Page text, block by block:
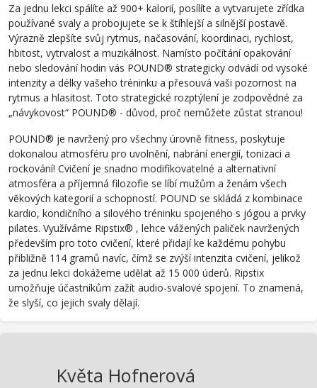
Za jednu lekci spálíte až 900+ kalorií, posílíte a vytvarujete zřídka
používané svaly a probojujete se k štíhlejší a silnější postavě.
Výrazně zlepšíte svůj rytmus, načasování, koordinaci, rychlost,
hbitost, vytrvalost a muzikálnost. Namísto počítání opakování
nebo sledování hodin vás POUND® strategicky odvádí od vysoké
intenzity a délky vašeho tréninku a přesouvá vaši pozornost na
rytmus a hlasitost. Toto strategické rozptýlení je zodpovědné za
„návykovost“ POUND® - důvod, proč nemůžete zůstat stranou!
POUND® je navržený pro všechny úrovně fitness, poskytuje
dokonalou atmosféru pro uvolnění, nabrání energií, tonizaci a
rockování! Cvičení je snadno modifikovatelné a alternativní
atmosféra a příjemná filozofie se líbí mužům a ženám všech
věkových kategorií a schopností. POUND se skládá z kombinace
kardio, kondičního a silového tréninku spojeného s jógou a prvky
pilates. Využíváme Ripstix® , lehce vážených paliček navržených
především pro toto cvičení, které přidají ke každému pohybu
přibližně 114 gramů navíc, čímž se zvýší intenzita cvičení, jelikož
za jednu lekci dokážeme udělat až 15 000 úderů. Ripstix
umožňuje účastníkům zažít audio-svalové spojení. To znamená,
že slyší, co jejich svaly dělají.
Květa Hofnerová